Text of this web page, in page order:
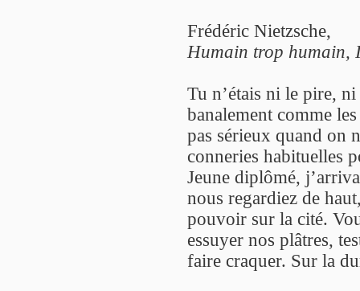
Frédéric Nietzsche,
Humain trop humain,
Tu n’étais ni le pire,
banalement comme
pas sérieux quand on
conneries habituelles
Jeune diplômé,
nous regardiez de
pouvoir sur la cité.
essuyer nos plâtres,
faire craquer. Sur la